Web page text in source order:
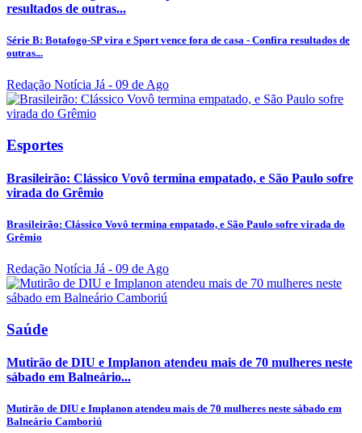
resultados de outras...
Série B: Botafogo-SP vira e Sport vence fora de casa - Confira resultados de
outras...
Redação Notícia Já - 09 de Ago
Esportes
Brasileirão: Clássico Vovô termina empatado, e São Paulo sofre
virada do Grêmio
Brasileirão: Clássico Vovô termina empatado, e São Paulo sofre virada do
Grêmio
Redação Notícia Já - 09 de Ago
Saúde
Mutirão de DIU e Implanon atendeu mais de 70 mulheres neste
sábado em Balneário...
Mutirão de DIU e Implanon atendeu mais de 70 mulheres neste sábado em
Balneário Camboriú